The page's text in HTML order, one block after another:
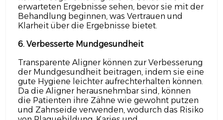
erwarteten Ergebnisse sehen, bevor sie mit der
Behandlung beginnen, was Vertrauen und
Klarheit über die Ergebnisse bietet.
6. Verbesserte Mundgesundheit
Transparente Aligner können zur Verbesserung
der Mundgesundheit beitragen, indem sie eine
gute Hygiene leichter aufrechterhalten können.
Da die Aligner herausnehmbar sind, können
die Patienten ihre Zähne wie gewohnt putzen
und Zahnseide verwenden, wodurch das Risiko